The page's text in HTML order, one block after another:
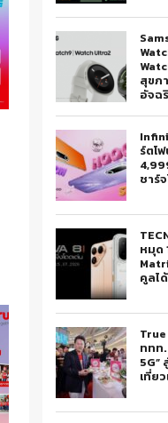
สุขภ
อัจฉ
ร์ตโ
ชาร์
หมุด
คูลไ
ททท
5G”
เที่ย